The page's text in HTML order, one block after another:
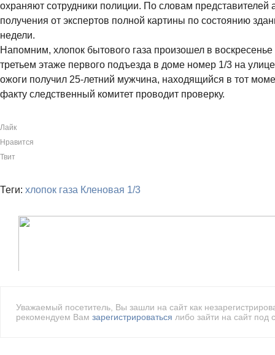
охраняют сотрудники полиции. По словам представителей
получения от экспертов полной картины по состоянию
недели.
Напомним, хлопок бытового газа произошел в
третьем этаже первого подъезда в доме номер 1/3 на
ожоги получил 25-летний мужчина, находящийся в тот
факту следственный комитет проводит проверку.
Лайк
Нравится
Твит
Теги: хлопок газа Кленовая 1/3
Уважаемый посетитель, Вы зашли на сайт как
рекомендуем Вам зарегистрироваться либо зайти на сайт